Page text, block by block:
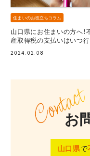
住まいのお役立ちコラム
山口県にお住まいの方へ！
産取得税の支払いはいつ行
2024.02.08
お
山口県で